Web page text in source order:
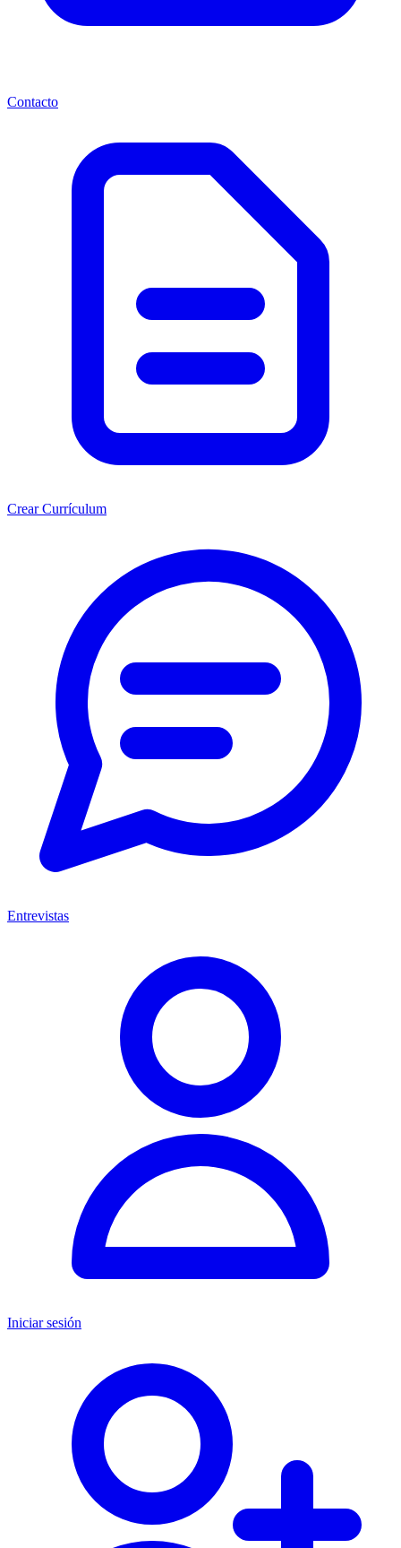
Contacto
Crear Currículum
Entrevistas
Iniciar sesión